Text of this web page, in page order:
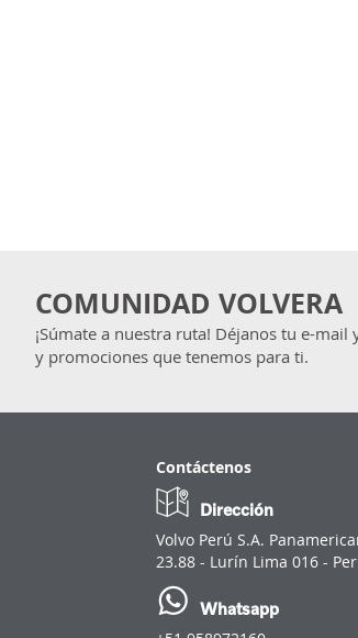
COMUNIDAD VOLVERA
¡Súmate a nuestra ruta! Déjanos tu e-
y promociones que tenemos para ti.
Contáctenos
Dirección
Volvo Perú S.A.
23.88 - Lurín Lima 016 -
Whatsapp